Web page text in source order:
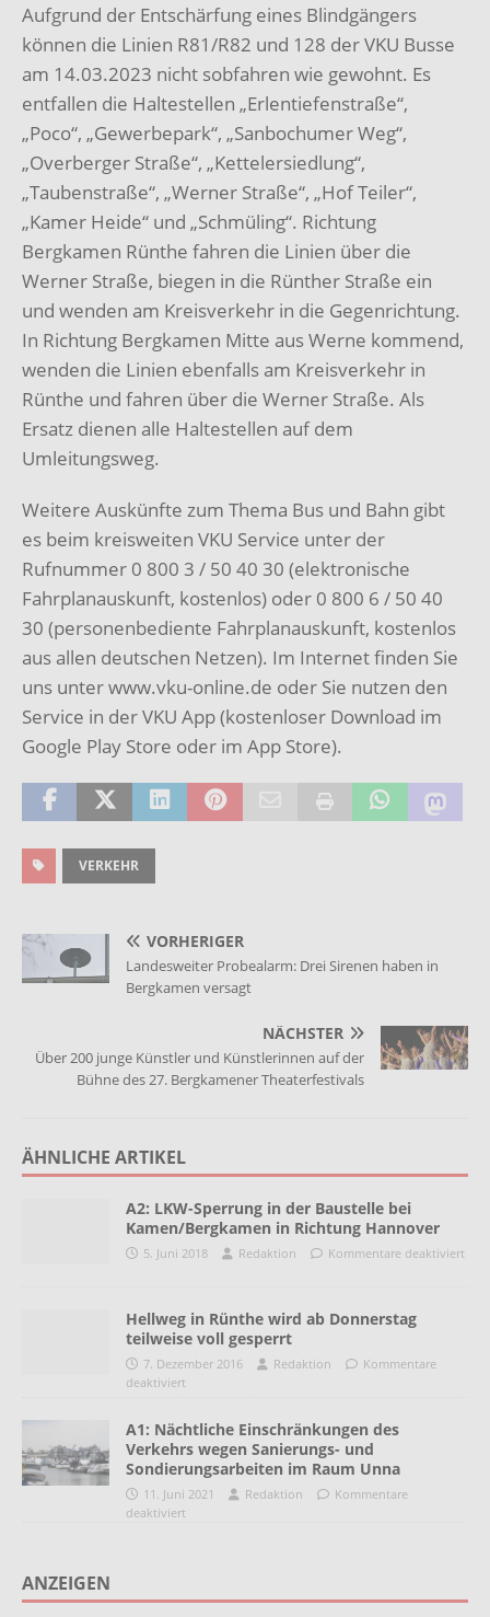
Aufgrund der Entschärfung eines Blindgängers
können die Linien R81/R82 und 128 der VKU Busse
am 14.03.2023 nicht sobfahren wie gewohnt. Es
entfallen die Haltestellen „Erlentiefenstraße“,
„Poco“, „Gewerbepark“, „Sanbochumer Weg“,
„Overberger Straße“, „Kettelersiedlung“,
„Taubenstraße“, „Werner Straße“, „Hof Teiler“,
„Kamer Heide“ und „Schmüling“. Richtung
Bergkamen Rünthe fahren die Linien über die
Werner Straße, biegen in die Rünther Straße ein
und wenden am Kreisverkehr in die Gegenrichtung.
In Richtung Bergkamen Mitte aus Werne kommend,
wenden die Linien ebenfalls am Kreisverkehr in
Rünthe und fahren über die Werner Straße. Als
Ersatz dienen alle Haltestellen auf dem
Umleitungsweg.
Weitere Auskünfte zum Thema Bus und Bahn gibt
es beim kreisweiten VKU Service unter der
Rufnummer 0 800 3 / 50 40 30 (elektronische
Fahrplanauskunft, kostenlos) oder 0 800 6 / 50 40
30 (personenbediente Fahrplanauskunft, kostenlos
aus allen deutschen Netzen). Im Internet finden Sie
uns unter www.vku-online.de oder Sie nutzen den
Service in der VKU App (kostenloser Download im
Google Play Store oder im App Store).
VERKEHR
VORHERIGER
Landesweiter Probealarm: Drei Sirenen haben in
Bergkamen versagt
NÄCHSTER
Über 200 junge Künstler und Künstlerinnen auf der
Bühne des 27. Bergkamener Theaterfestivals
ÄHNLICHE ARTIKEL
A2: LKW-Sperrung in der Baustelle bei
Kamen/Bergkamen in Richtung Hannover
5. Juni 2018 Redaktion Kommentare deaktiviert
Hellweg in Rünthe wird ab Donnerstag
teilweise voll gesperrt
7. Dezember 2016 Redaktion
Kommentare
deaktiviert
A1: Nächtliche Einschränkungen des
Verkehrs wegen Sanierungs- und
Sondierungsarbeiten im Raum Unna
11. Juni 2021 Redaktion
Kommentare
deaktiviert
ANZEIGEN